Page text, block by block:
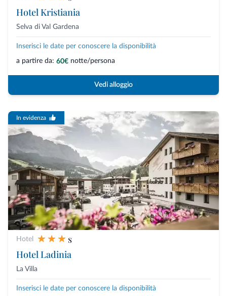
Hotel Kristiania
Selva di Val Gardena
Inserisci le date per conoscere la disponibilità
a partire da: 60€ notte/persona
Vedi alloggio
In evidenza
Hotel
s
Hotel Ladinia
La Villa
Inserisci le date per conoscere la disponibilità